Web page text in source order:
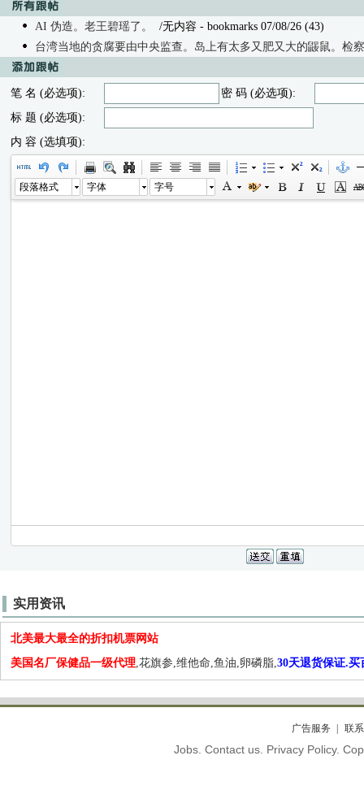
AI 伪造。老王碧瑶了。 /无内容 - bookmarks 07/08/26 (43)
台湾当地的贪腐要由中央监查。岛上有太多又肥又大的鼹鼠。检
笔 名 (必选项):
密 码 (必选项):
标 题 (必选项):
内 容 (选填项):
段落格式 字体 字号
实用资讯
北美最大最全的折扣机票网站
美国名厂保健品一级代理,花旗参,维他命,鱼油,卵磷脂,30天退货保证.买
广告服务 联
Jobs. Contact us. Privacy Policy.